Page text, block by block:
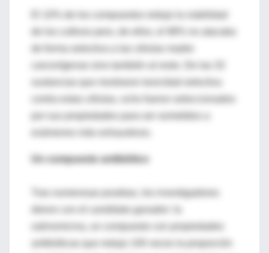
cancerígenas sino también al resto. De las 32
Un compuesto antibiótico
Tras numerosas pruebas, los investigadores
dieron con el candidato ganador: la